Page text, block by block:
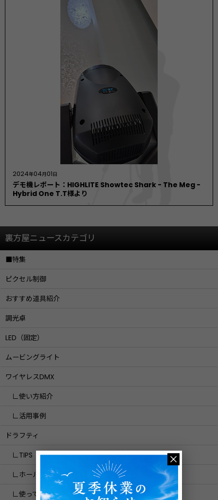
2024年04月01日
デモ機レポート：HIGHLITE Showtec Shark - The Meg -
Hybrid One T.T様より
裏方屋ニュースカテゴリ
■特集
ピクセル制御
おすすめ道具紹介
調光卓
LED（固定）
ムービングライト
ワイヤレスDMX
∟使い方紹介
∟活用事例
ドラフティ
∟TIPS
∟ホール図面PJ
∟使ってみた